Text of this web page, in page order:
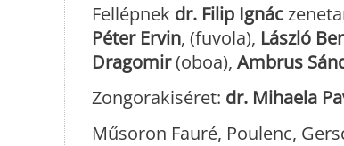
Fellépnek dr. Filip Ignác
Péter Ervin, (fuvola), László
Dragomir(oboa), Ambrus
Zongorakiséret: dr. Mihaela
Műsoron Fauré, Poulenc,